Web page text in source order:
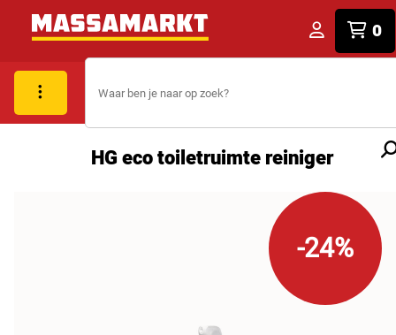
0
HG eco toiletruimte reiniger
-24%